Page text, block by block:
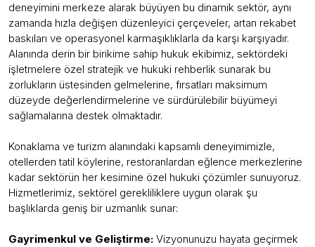
deneyimini merkeze alarak büyüyen bu dinamik sektör, aynı
zamanda hızla değişen düzenleyici çerçeveler, artan rekabet
baskıları ve operasyonel karmaşıklıklarla da karşı karşıyadır.
Alanında derin bir birikime sahip hukuk ekibimiz, sektördeki
işletmelere özel stratejik ve hukuki rehberlik sunarak bu
zorlukların üstesinden gelmelerine, fırsatları maksimum
düzeyde değerlendirmelerine ve sürdürülebilir büyümeyi
sağlamalarına destek olmaktadır.
Konaklama ve turizm alanındaki kapsamlı deneyimimizle,
otellerden tatil köylerine, restoranlardan eğlence merkezlerine
kadar sektörün her kesimine özel hukuki çözümler sunuyoruz.
Hizmetlerimiz, sektörel gerekliliklere uygun olarak şu
başlıklarda geniş bir uzmanlık sunar:
Gayrimenkul ve Geliştirme: Vizyonunuzu hayata geçirmek